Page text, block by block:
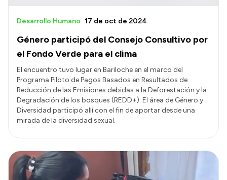
Género participó del Consejo Consultivo por
el Fondo Verde para el clima
Desarrollo Humano 17 de oct de 2024
El encuentro tuvo lugar en Bariloche en el marco del
Programa Piloto de Pagos Basados en Resultados de
Reducción de las Emisiones debidas a la Deforestación y la
Degradación de los bosques (REDD+). El área de Género y
Diversidad participó allí con el fin de aportar desde una
mirada de la diversidad sexual.